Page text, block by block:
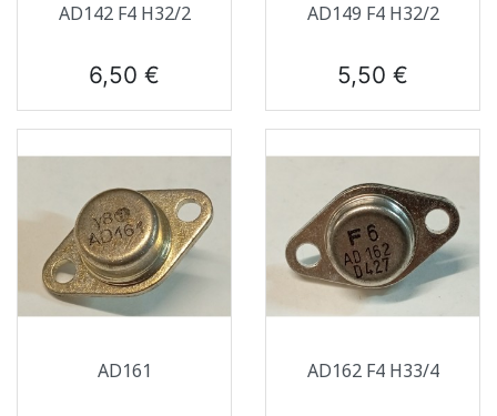
AD142 F4 H32/2
Prix
6,50 €
AD149 F4 H32/2
Prix
5,50 €
AD161 AD162 F4 H33/4